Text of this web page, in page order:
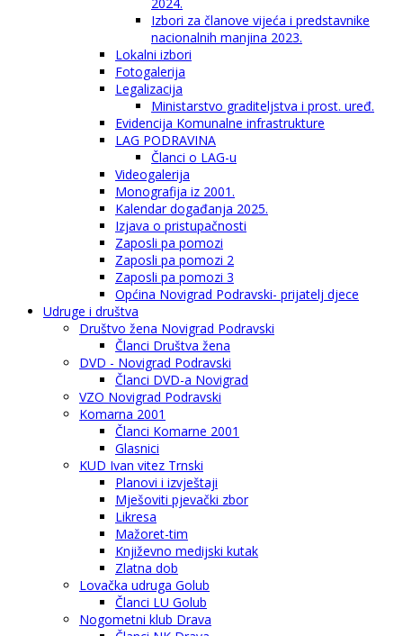
Izbori za članove vijeća i predstavnike
nacionalnih manjina 2023.
Lokalni izbori
Fotogalerija
Legalizacija
Ministarstvo graditeljstva i prost. uređ.
Evidencija Komunalne infrastrukture
LAG PODRAVINA
Članci o LAG-u
Videogalerija
Monografija iz 2001.
Kalendar događanja 2025.
Izjava o pristupačnosti
Zaposli pa pomozi
Zaposli pa pomozi 2
Zaposli pa pomozi 3
Općina Novigrad Podravski- prijatelj djece
Udruge i društva
Društvo žena Novigrad Podravski
Članci Društva žena
DVD - Novigrad Podravski
Članci DVD-a Novigrad
VZO Novigrad Podravski
Komarna 2001
Članci Komarne 2001
Glasnici
KUD Ivan vitez Trnski
Planovi i izvještaji
Mješoviti pjevački zbor
Likresa
Mažoret-tim
Književno medijski kutak
Zlatna dob
Lovačka udruga Golub
Članci LU Golub
Nogometni klub Drava